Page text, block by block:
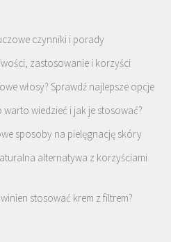
czynniki i porady
zastosowanie i korzyści
włosy? Sprawdź najlepsze opcje
wiedzieć i jak je stosować?
sposoby na pielęgnację skóry
alternatywa z korzyściami
stosować krem z filtrem?